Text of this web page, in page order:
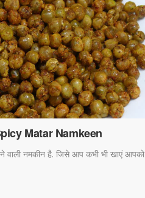
Matar Namkeen
नमकीन है. जिसे आप कभी भी खाएं आपको